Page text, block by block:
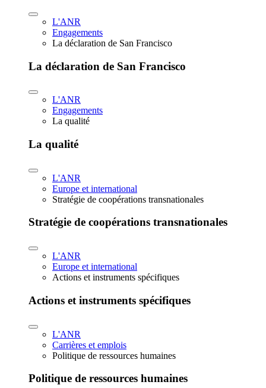
L'ANR
Engagements
La déclaration de San Francisco
La déclaration de San Francisco
L'ANR
Engagements
La qualité
La qualité
L'ANR
Europe et international
Stratégie de coopérations transnationales
Stratégie de coopérations transnationales
L'ANR
Europe et international
Actions et instruments spécifiques
Actions et instruments spécifiques
L'ANR
Carrières et emplois
Politique de ressources humaines
Politique de ressources humaines